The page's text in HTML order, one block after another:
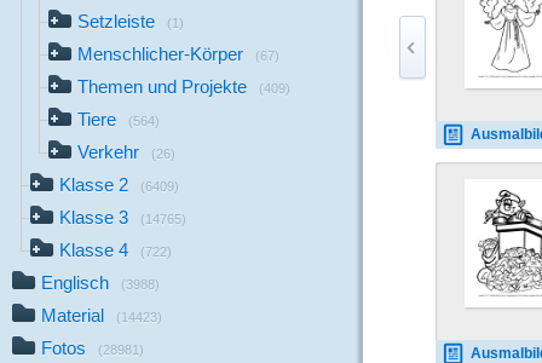
Setzleiste (1)
Menschlicher-Körper (67)
Themen und Projekte (409)
Tiere (564)
Verkehr (26)
Klasse 2 (6409)
Klasse 3 (14765)
Klasse 4 (722)
Englisch (3988)
Material (14423)
Fotos (28981)
Ausmalbild-
Ausmalbild-